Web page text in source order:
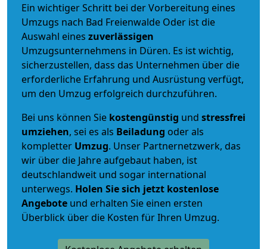
Ein wichtiger Schritt bei der Vorbereitung eines
Umzugs nach Bad Freienwalde Oder ist die
Auswahl eines zuverlässigen
Umzugsunternehmens in Düren. Es ist wichtig,
sicherzustellen, dass das Unternehmen über die
erforderliche Erfahrung und Ausrüstung verfügt,
um den Umzug erfolgreich durchzuführen.
Bei uns können Sie kostengünstig und stressfrei
umziehen, sei es als Beiladung oder als
kompletter Umzug. Unser Partnernetzwerk, das
wir über die Jahre aufgebaut haben, ist
deutschlandweit und sogar international
unterwegs. Holen Sie sich jetzt kostenlose
Angebote und erhalten Sie einen ersten
Überblick über die Kosten für Ihren Umzug.